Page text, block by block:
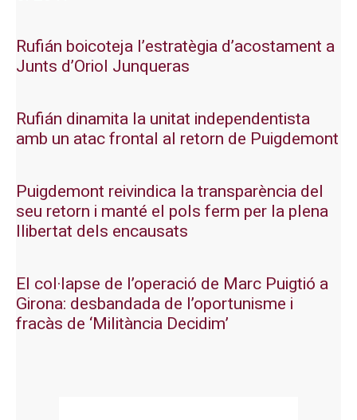
Rufián boicoteja l’estratègia d’acostament a
Junts d’Oriol Junqueras
Rufián dinamita la unitat independentista
amb un atac frontal al retorn de Puigdemont
Puigdemont reivindica la transparència del
seu retorn i manté el pols ferm per la plena
llibertat dels encausats
El col·lapse de l’operació de Marc Puigtió a
Girona: desbandada de l’oportunisme i
fracàs de ‘Militància Decidim’